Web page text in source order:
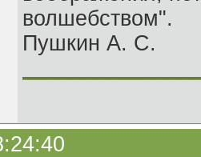
волшебством".
Пушкин А. С.